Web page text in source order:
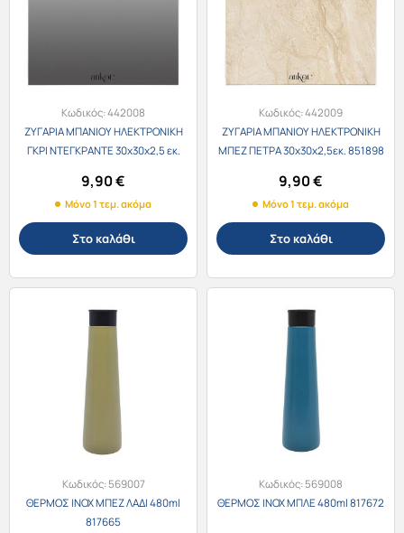
Κωδικός:442008
ΖΥΓΑΡΙΑ ΜΠΑΝΙΟΥ ΗΛΕΚΤΡΟΝΙΚΗ
ΓΚΡΙ ΝΤΕΓΚΡΑΝΤΕ 30x30x2,5 εκ.
9,90€
Μόνο 1 τεμ. ακόμα
Στο καλάθι
Κωδικός:442009
ΖΥΓΑΡΙΑ ΜΠΑΝΙΟΥ ΗΛΕΚΤΡΟΝΙΚΗ
ΜΠΕΖ ΠΕΤΡΑ 30x30x2,5εκ. 851898
9,90€
Μόνο 1 τεμ. ακόμα
Στο καλάθι
Κωδικός:569007
ΘΕΡΜΟΣ INOX ΜΠΕΖ ΛΑΔΙ 480ml
817665
Κωδικός:569008
ΘΕΡΜΟΣ INOX ΜΠΛΕ 480ml 817672